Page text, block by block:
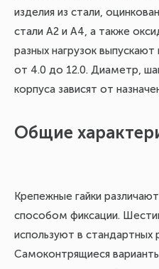
изделия из стали,
стали А2 и А4, а также
разных нагрузок
от 4.0 до 12.0. Диаметр,
корпуса зависят от
Общие
Крепежные гайки
способом фиксации.
используют в стандартных
Самоконтрящиеся